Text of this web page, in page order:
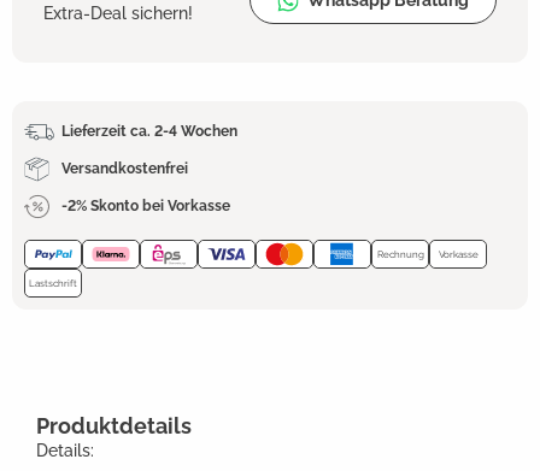
Extra-Deal sichern!
Lieferzeit ca. 2-4 Wochen
Versandkostenfrei
-2% Skonto bei Vorkasse
Rechnung Vorkasse
Lastschrift
Produktdetails
Details: